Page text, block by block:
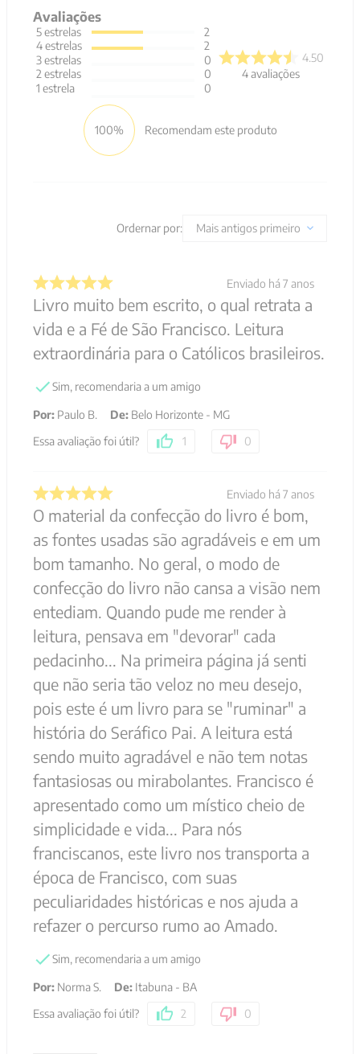
Avaliações
5estrelas
4estrelas
3estrelas
2estrelas
1estrela
2
2
0
0
0
4.50
4avaliações
100% Recomendam este produto
Ordernar por: Mais antigos primeiro
Enviado há 7 anos
Livro muito bem escrito, o qual retrata a
vida e a Fé de São Francisco. Leitura
extraordinária para o Católicos brasileiros.
Sim, recomendaria a um amigo
Por: Paulo B. De: Belo Horizonte - MG
Essa avaliação foi útil?
1 0
Enviado há 7 anos
O material da confecção do livro é bom,
as fontes usadas são agradáveis e em um
bom tamanho. No geral, o modo de
confecção do livro não cansa a visão nem
entediam. Quando pude me render à
leitura, pensava em "devorar" cada
pedacinho... Na primeira página já senti
que não seria tão veloz no meu desejo,
pois este é um livro para se "ruminar" a
história do Seráfico Pai. A leitura está
sendo muito agradável e não tem notas
fantasiosas ou mirabolantes. Francisco é
apresentado como um místico cheio de
simplicidade e vida... Para nós
franciscanos, este livro nos transporta a
época de Francisco, com suas
peculiaridades históricas e nos ajuda a
refazer o percurso rumo ao Amado.
Sim, recomendaria a um amigo
Por: Norma S. De: Itabuna - BA
Essa avaliação foi útil?
2 0